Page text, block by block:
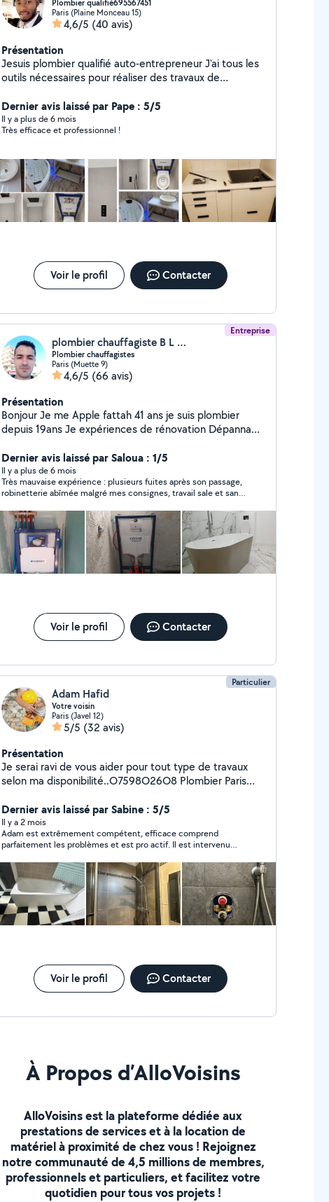
Plombier qualifié695567451
Paris (Plaine Monceau 15)
4,6/5 (40 avis)
Présentation
Jesuis plombier qualifié auto-entrepreneur J'ai tous les
outils nécessaires pour réaliser des travaux de
cuisine papier peint et rénovation sdb N'hésitez pas à
me solliciter pour vous aider Tout est négociable A très
bientôt??
Dernier avis laissé par Pape : 5/5
Il y a plus de 6 mois
Très efficace et professionnel !
Voir le profil Contacter
Entreprise
plombier chauffagiste B L MENISERIE
Plombier chauffagistes
Paris (Muette 9)
4,6/5 (66 avis)
Présentation
Bonjour Je me Apple fattah 41 ans je suis plombier
depuis 19ans Je expériences de rénovation Dépannage
chaude .... Je fai tout le sanitaire Prix voisin correct
Dernier avis laissé par Saloua : 1/5
Il y a plus de 6 mois
Très mauvaise expérience : plusieurs fuites après son passage,
robinetterie abîmée malgré mes consignes, travail sale et sans
totalement non professionnel, à éviter à tout prix! PS : Les deux
photos c'est après son passage.
Voir le profil Contacter
Particulier
Adam Hafid
Votre voisin
Paris (Javel 12)
5/5 (32 avis)
Présentation
Je serai ravi de vous aider pour tout type de travaux
selon ma disponibilité..O7598O26O8 Plombier Paris
Réparation fuites d'eau Paris Réparation chasse d'eau
Paris Réparation ballon d'eau chaude Réparation de
tuyauterie Réparation de douche Réparation chauffe-
eau Réparation machine à laver Réparation mitigeur
Débouchage WC Débouchage canalisation Réparation
WC encastré Réparation mitigeur encastré Installation
baignoire Installation douche Installation chauffe-eau
Installation ballon d'eau chaude Tout type de travaux
Réparation volet roulant
Dernier avis laissé par Sabine : 5/5
Il y a 2 mois
Adam est extrêmement compétent, efficace comprend
parfaitement les problèmes et est pro actif. Il est intervenu
encastrée, remplacer une hotte, installer des barres de rideaux
et remplacer des moteurs de volets roulant. Prix correct pour
une excellente prestation. Je garde précieusement ses
coordonnées.
Voir le profil Contacter
À Propos d’AlloVoisins
AlloVoisins est la plateforme dédiée aux
prestations de services et à la location de
matériel à proximité de chez vous ! Rejoignez
notre communauté de 4,5 millions de membres,
professionnels et particuliers, et facilitez votre
quotidien pour tous vos projets !